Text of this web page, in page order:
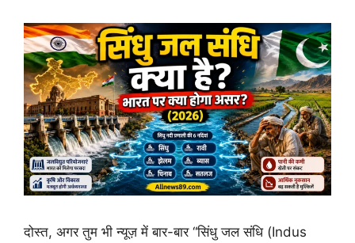
दोस्त, अगर तुम भी न्यूज़ में बार-बार “सिंधु जल संधि (Indus